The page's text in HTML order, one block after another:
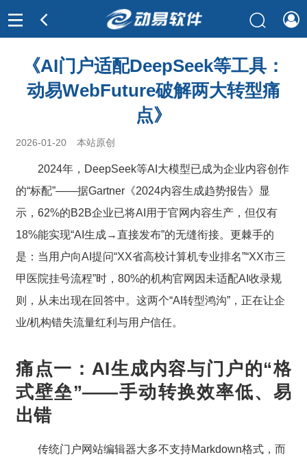
《AI门户适配DeepSeek等工具：
动易WebFuture破解两大转型痛
点》
2026-01-20 本站原创
2024年，DeepSeek等AI大模型已成为企业内容创作
的“标配”——据Gartner《2024内容生成趋势报告》显
示，62%的B2B企业已将AI用于官网内容生产，但仅有
18%能实现“AI生成→直接发布”的无缝衔接。更棘手的
是：当用户向AI提问“XX省高校计算机专业排名”“XX市三
甲医院挂号流程”时，80%的机构官网因未适配AI收录规
则，从未出现在回答中。这两个“AI转型鸿沟”，正在让企
业/机构错失流量红利与用户信任。
痛点一：AI生成内容与门户的“格
式壁垒”——手动转换效率低、易
出错
传统门户网站编辑器大多不支持Markdown格式，而